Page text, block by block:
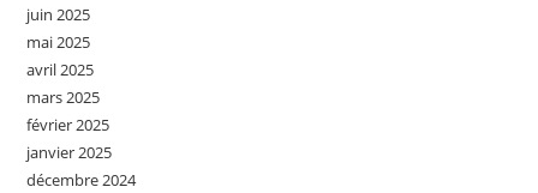
juin 2025
mai 2025
avril 2025
mars 2025
février 2025
janvier 2025
décembre 2024